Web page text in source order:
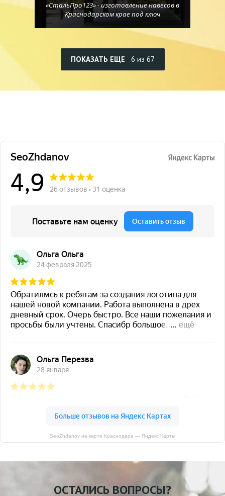
«СтальПро123» - изготовление навесов в
Краснодарском крае под ключ
ПОКАЗАТЬ ЕЩЕ 6 из 67
SeoZhdanov на карте Краснодара — Яндекс Карты
ОСТАЛИСЬ ВОПРОСЫ?